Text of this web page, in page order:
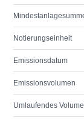
Notierungseinheit
Emissionsdatum
Emissionsvolumen
Umlaufendes